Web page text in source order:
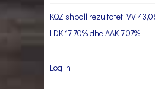
KQZ shpall rezultatet: VV
LDK 17,70% dhe AAK 7,07%
Log in